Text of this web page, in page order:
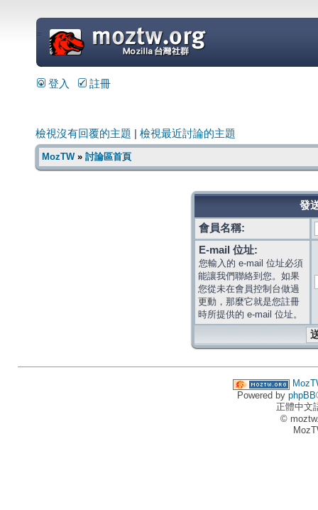
=
登入 註冊
檢視沒有回覆的主題 檢視最近討論的主題
MozTW» 討論區首頁
發
會員名稱:
E-mail 位址:
您輸入的 e-mail 位址必須
能讓我們聯絡到您。如果
您從未在會員控制台做過
更動，那麼它就是您註冊
時所提供的 e-mail 位址。
Powered by phpBB
正體中文
©